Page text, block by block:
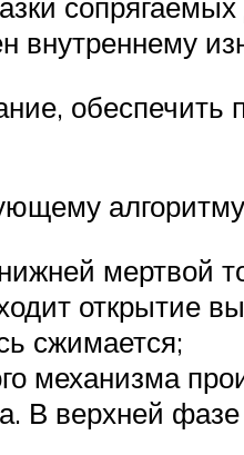
внутреннему
обеспечить
мертвой
открытие
сжимается;
механизма
В верхней